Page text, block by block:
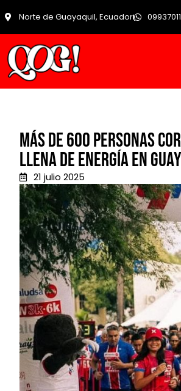
Norte de Guayaquil, Ecuador
Más de 600 personas
llena de energía en
21 julio 2025